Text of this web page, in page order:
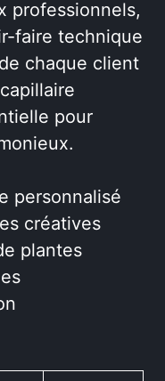
professionnels,
faire technique
chaque client
pour
personnalisé
créatives
plantes